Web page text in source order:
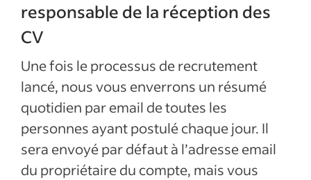
responsable de la réception des
CV
Une fois le processus de recrutement
lancé, nous vous enverrons un résumé
quotidien par email de toutes les
personnes ayant postulé chaque jour. Il
sera envoyé par défaut à l’adresse email
du propriétaire du compte, mais vous